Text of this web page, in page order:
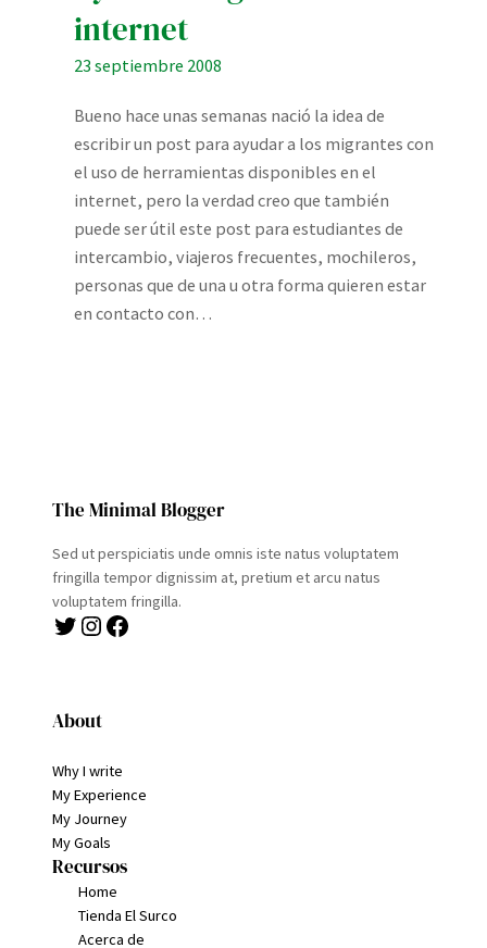
internet
23 septiembre 2008
Bueno hace unas semanas nació la idea de
escribir un post para ayudar a los migrantes con
el uso de herramientas disponibles en el
internet, pero la verdad creo que también
puede ser útil este post para estudiantes de
intercambio, viajeros frecuentes, mochileros,
personas que de una u otra forma quieren estar
en contacto con…
The Minimal Blogger
Sed ut perspiciatis unde omnis iste natus voluptatem
fringilla tempor dignissim at, pretium et arcu natus
voluptatem fringilla.
Twitter Instagram Facebook
About
Why I write
My Experience
My Journey
My Goals
Recursos
Home
Tienda El Surco
Acerca de